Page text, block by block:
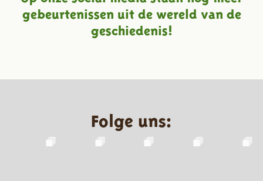
gebeurtenissen uit de wereld van de
geschiedenis!
Folge uns: